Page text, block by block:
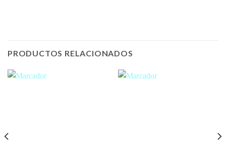
PRODUCTOS RELACIONADOS